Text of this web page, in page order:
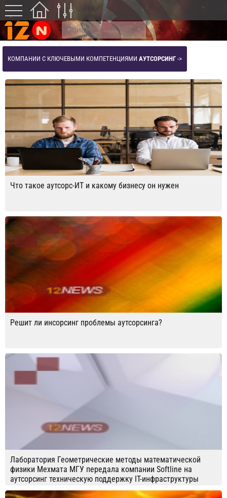
КОМПАНИИ С КЛЮЧЕВЫМИ КОМПЕТЕНЦИЯМИ АУТСОРСИНГ ->
Что такое аутсорс-ИТ и какому бизнесу он нужен
Решит ли инсорсинг проблемы аутсорсинга?
Лаборатория Геометрические методы математической
физики Мехмата МГУ передала компании Softline на
аутсорсинг техническую поддержку IT-инфраструктуры